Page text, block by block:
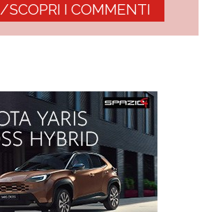
SCOPRI I COMMENTI